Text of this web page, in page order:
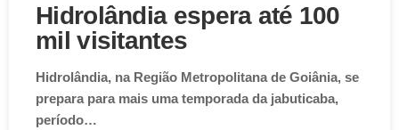
Hidrolândia espera até 100
mil visitantes
Hidrolândia, na Região Metropolitana de Goiânia, se
prepara para mais uma temporada da jabuticaba,
período…